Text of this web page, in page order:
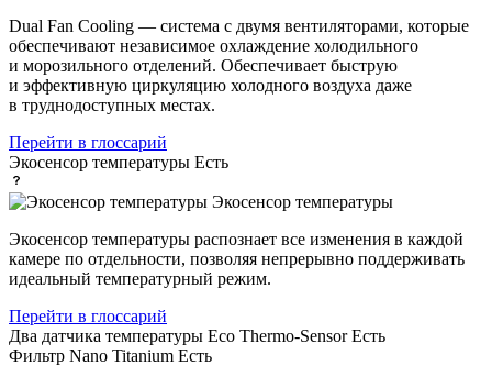
Dual Fan Cooling — система с двумя вентиляторами, которые
обеспечивают независимое охлаждение холодильного
и морозильного отделений. Обеспечивает быструю
и эффективную циркуляцию холодного воздуха даже
в труднодоступных местах.
Перейти в глоссарий
Экосенсор температуры Есть
Экосенсор температуры
Экосенсор температуры распознает все изменения в каждой
камере по отдельности, позволяя непрерывно поддерживать
идеальный температурный режим.
Перейти в глоссарий
Два датчика температуры Eco Thermo-SensorЕсть
Фильтр Nano Titanium Есть